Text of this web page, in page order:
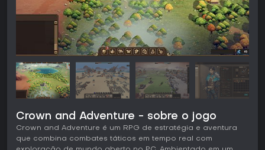
Crown and Adventure - sobre o jogo
Crown and Adventure é um RPG de estratégia e aventura
que combina combates táticos em tempo real com